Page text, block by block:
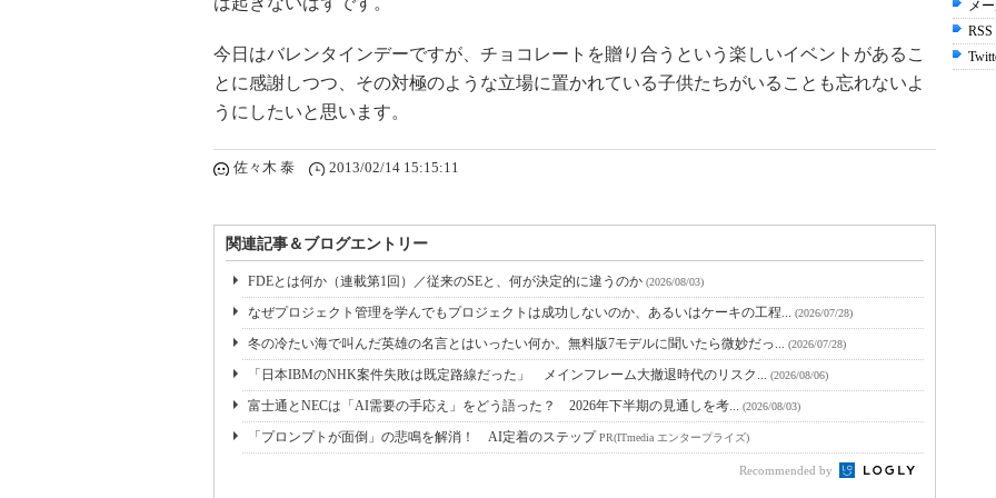
今日はバレンタインデーですが、チョコレートを贈り合うという楽しいイベントがあるこ
とに感謝しつつ、その対極のような立場に置かれている子供たちがいることも忘れないよ
うにしたいと思います。
佐々木 泰 2013/02/14 15:15:11
関連記事＆ブログエントリー
FDEとは何か（連載第1回）／従来のSEと、何が決定的に違うのか (2026/08/03)
なぜプロジェクト管理を学んでもプロジェクトは成功しないのか、あるいはケーキの工程... (2026/07/28)
冬の冷たい海で叫んだ英雄の名言とはいったい何か。無料版7モデルに聞いたら微妙だっ... (2026/07/28)
「日本IBMのNHK案件失敗は既定路線だった」 メインフレーム大撤退時代のリスク... (2026/08/06)
富士通とNECは「AI需要の手応え」をどう語った？ 2026年下半期の見通しを考... (2026/08/03)
「プロンプトが面倒」の悲鳴を解消！ AI定着のステップPR(ITmedia エンタープライズ)
Recommended by
メ
RSS